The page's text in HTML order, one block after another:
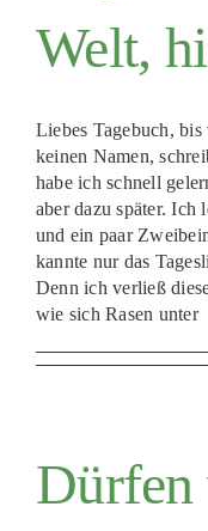
Welt,
Liebes Tagebuch,
keinen Namen,
habe ich schnell
aber dazu später. Ich
und ein paar
kannte nur das
Denn ich verließ
wie sich Rasen unter